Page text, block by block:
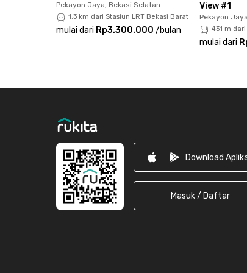
Pekayon Jaya, Bekasi Selatan
1.3 km dari Stasiun LRT Bekasi Barat
mulai dari Rp3.300.000 /bulan
View #1
Pekayon
431 m
mulai dari
Download
Masuk / Daftar